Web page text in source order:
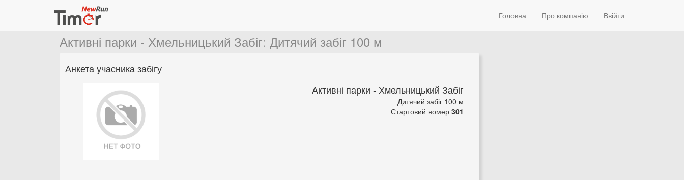
Головна Про компанію Ввійти
Активні парки - Хмельницький Забіг: Дитячий забіг 100 м
Анкета учасника забігу
Активні парки - Хмельницький Забіг
Дитячий забіг 100 м
Стартовий номер 301